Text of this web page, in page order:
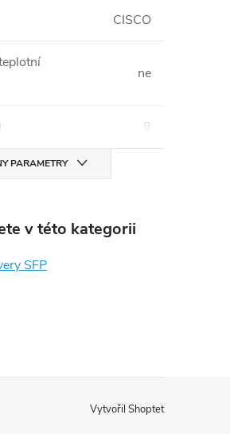
CISCO
ne
: 8
PARAMETRY
v této kategorii
SFP
Vytvořil Shoptet